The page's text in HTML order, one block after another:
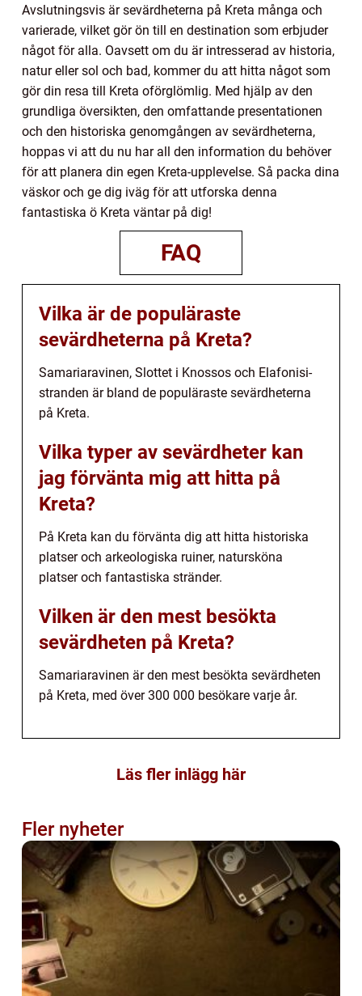
Avslutningsvis är sevärdheterna på Kreta många och
varierade, vilket gör ön till en destination som erbjuder
något för alla. Oavsett om du är intresserad av historia,
natur eller sol och bad, kommer du att hitta något som
gör din resa till Kreta oförglömlig. Med hjälp av den
grundliga översikten, den omfattande presentationen
och den historiska genomgången av sevärdheterna,
hoppas vi att du nu har all den information du behöver
för att planera din egen Kreta-upplevelse. Så packa dina
väskor och ge dig iväg för att utforska denna
fantastiska ö Kreta väntar på dig!
FAQ
Vilka är de populäraste
sevärdheterna på Kreta?
Samariaravinen, Slottet i Knossos och Elafonisi-
stranden är bland de populäraste sevärdheterna
på Kreta.
Vilka typer av sevärdheter kan
jag förvänta mig att hitta på
Kreta?
På Kreta kan du förvänta dig att hitta historiska
platser och arkeologiska ruiner, natursköna
platser och fantastiska stränder.
Vilken är den mest besökta
sevärdheten på Kreta?
Samariaravinen är den mest besökta sevärdheten
på Kreta, med över 300 000 besökare varje år.
Läs fler inlägg här
Fler nyheter